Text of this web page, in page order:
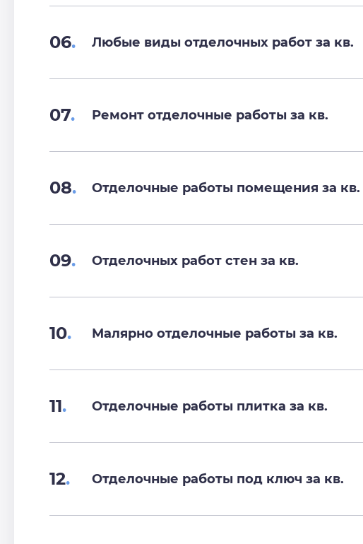
06. Любые виды отделочных работ за кв.
07. Ремонт отделочные работы за кв.
08. Отделочные работы помещения за кв.
09. Отделочных работ стен за кв.
10. Малярно отделочные работы за кв.
11. Отделочные работы плитка за кв.
12. Отделочные работы под ключ за кв.